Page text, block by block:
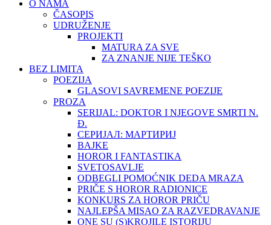
O NAMA
ČASOPIS
UDRUŽENJE
PROJEKTI
MATURA ZA SVE
ZA ZNANJE NIJE TEŠKO
BEZ LIMITA
POEZIJA
GLASOVI SAVREMENE POEZIJE
PROZA
SERIJAL: DOKTOR I NJEGOVE SMRTI N.
Đ.
СЕРИЈАЛ: МАРТИРИЈ
BAJKE
HOROR I FANTASTIKA
SVETOSAVLJE
ODBEGLI POMOĆNIK DEDA MRAZA
PRIČE S HOROR RADIONICE
KONKURS ZA HOROR PRIČU
NAJLEPŠA MISAO ZA RAZVEDRAVANJE
ONE SU (S)KROJILE ISTORIJU